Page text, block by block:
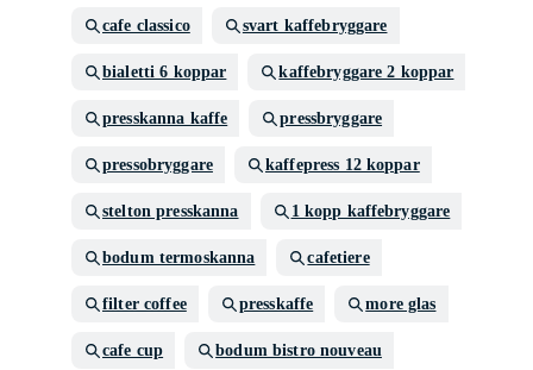
cafe classico svart kaffebryggare
bialetti 6 koppar kaffebryggare 2 koppar
presskanna kaffe pressbryggare
pressobryggare kaffepress 12 koppar
stelton presskanna 1 kopp kaffebryggare
bodum termoskanna cafetiere
filter coffee presskaffe more glas
cafe cup bodum bistro nouveau